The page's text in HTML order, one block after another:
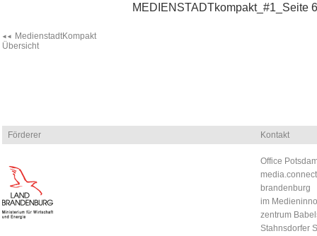
MEDIENSTADTkompakt_#1_Seite
MedienstadtKompakt
Übersicht
Förderer Kontakt
Office
media.connect
brandenburg
im
zentrum
Stahnsdorfer